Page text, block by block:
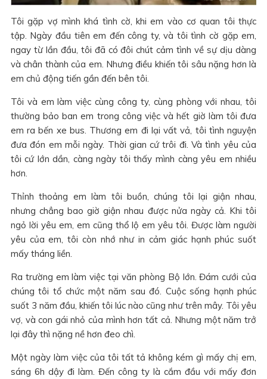
Tôi gặp vợ mình khá tình cờ, khi em vào cơ quan tôi thực
tập. Ngày đầu tiên em đến công ty, và tôi tình cờ gặp em,
ngay từ lần đầu, tôi đã có đôi chút cảm tình về sự dịu dàng
và chân thành của em. Nhưng điều khiến tôi sâu nặng hơn là
em chủ động tiến gần đến bên tôi.
Tôi và em làm việc cùng công ty, cùng phòng với nhau, tôi
thường bảo ban em trong công việc và hết giờ làm tôi đưa
em ra bến xe bus. Thương em đi lại vất vả, tôi tình nguyện
đưa đón em mỗi ngày. Thời gian cứ trôi đi. Và tình yêu của
tôi cứ lớn dần, càng ngày tôi thấy mình càng yêu em nhiều
hơn.
Thỉnh thoảng em làm tôi buồn, chúng tôi lại giận nhau,
nhưng chẳng bao giờ giận nhau được nửa ngày cả. Khi tôi
ngỏ lời yêu em, em cũng thổ lộ em yêu tôi. Được làm người
yêu của em, tôi còn nhớ như in cảm giác hạnh phúc suốt
mấy tháng liền.
Ra trường em làm việc tại văn phòng Bộ lớn. Đám cưới của
chúng tôi tổ chức một năm sau đó. Cuộc sống hạnh phúc
suốt 3 năm đầu, khiến tôi lúc nào cũng như trên mây. Tôi yêu
vợ, và con gái nhỏ của mình hơn tất cả. Nhưng một năm trở
lại đây thì nặng nề hơn đeo chì.
Một ngày làm việc của tôi tất tả không kém gì mấy chị em,
sáng 6h dậy đi làm. Đến công ty là cắm đầu với mấy đơn